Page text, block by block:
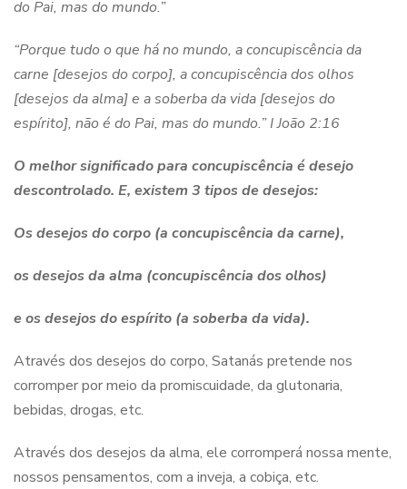
do Pai, mas do mundo.”
“Porque tudo o que há no mundo, a concupiscência da
carne [desejos do corpo], a concupiscência dos olhos
[desejos da alma]e a soberba da vida [desejos do
espírito], não é do Pai, mas do mundo.”I João 2:16
O melhor significado para concupiscência édesejo
descontrolado. E, existem 3 tipos de desejos:
Os desejos do corpo (a concupiscência da carne),
os desejos da alma (concupiscência dos olhos)
e os desejos do espírito (a soberba da vida).
Através dos desejos do corpo, Satanás pretende nos
corromper por meio da promiscuidade, da glutonaria,
bebidas, drogas, etc.
Através dos desejos da alma, ele corromperá nossa mente,
nossos pensamentos, com a inveja, a cobiça, etc.